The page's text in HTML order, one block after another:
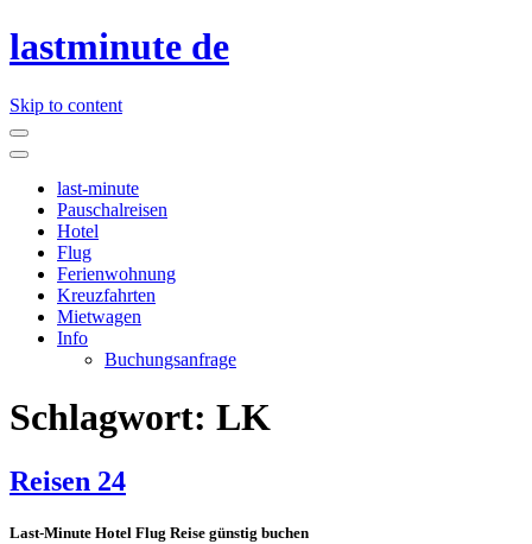
lastminute de
Skip to content
last-minute
Pauschalreisen
Hotel
Flug
Ferienwohnung
Kreuzfahrten
Mietwagen
Info
Buchungsanfrage
Schlagwort: LK
Reisen 24
Last-Minute Hotel Flug Reise günstig buchen